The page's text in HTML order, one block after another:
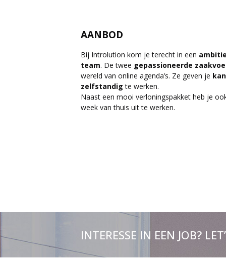
AANBOD
Bij Introlution kom je terecht in een
team. De twee gepassioneerde
wereld van online agenda’s. Ze geven je
zelfstandig te werken.
Naast een mooi verloningspakket heb je
week van thuis uit te werken.
INTERESSE IN EEN JOB?